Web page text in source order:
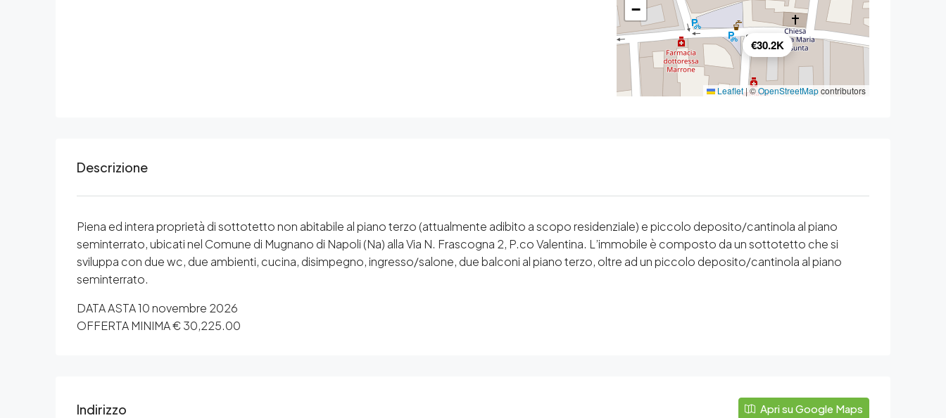
€30.2K
−
Leaflet|©OpenStreetMapcontributors
Descrizione
Piena ed intera proprietà di sottotetto non abitabile al piano terzo (attualmente adibito a scopo residenziale) e piccolo deposito/cantinola al piano
seminterrato, ubicati nel Comune di Mugnano di Napoli (Na) alla Via N. Frascogna 2, P.co Valentina. L’immobile è composto da un sottotetto che si
sviluppa con due wc, due ambienti, cucina, disimpegno, ingresso/salone, due balconi al piano terzo, oltre ad un piccolo deposito/cantinola al piano
seminterrato.
DATA ASTA 10 novembre 2026
OFFERTA MINIMA € 30,225.00
Indirizzo Apri su Google Maps